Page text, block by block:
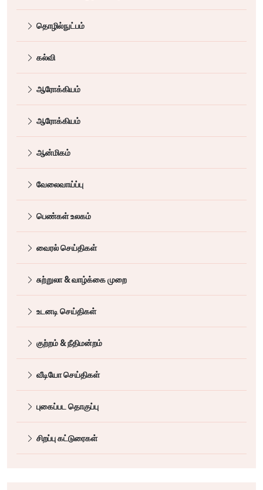
தொழில்நுட்பம்
கல்வி
ஆரோக்கியம்
ஆரோக்கியம்
ஆன்மிகம்
வேலைவாய்ப்பு
பெண்கள் உலகம்
வைரல் செய்திகள்
சுற்றுலா & வாழ்க்கை முறை
உடனடி செய்திகள்
குற்றம் & நீதிமன்றம்
வீடியோ செய்திகள்
புகைப்பட தொகுப்பு
சிறப்பு கட்டுரைகள்